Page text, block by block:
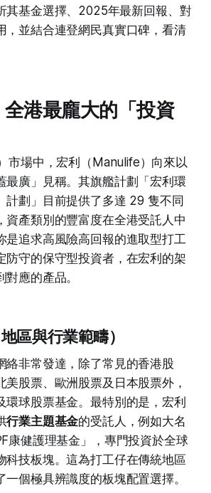
其基金選擇、2025年最新回報、對
，並結合連登網民真實口碑，看清
港最龐大的「投資
市場中，宏利（Manulife）向來以
最廣」見稱。其旗艦計劃「宏利環
計劃」目前提供了多達 29 隻不同
資產類別的豐富度在全港受託人中
是追求高風險高回報的進取型打工
防守的保守型投資者，在宏利的架
應的產品。
區與行業範疇）
絡非常發達，除了常見的香港股
美股票、歐洲股票及日本股票外，
環球股票基金。最特別的是，宏利
行業主題基金的受託人，例如大名
康健護理基金」，專門投資於全球
科技板塊。這為打工仔在傳統地區
個極具辨識度的板塊配置選擇。